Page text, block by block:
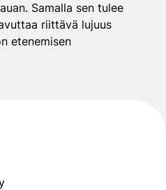
Samalla sen tulee
riittävä lujuus
etenemisen